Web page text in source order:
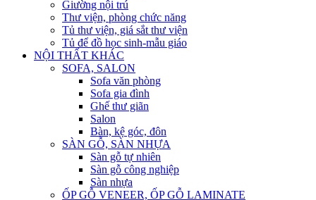
Giường nội trú
Thư viện, phòng chức năng
Tủ thư viện, giá sắt thư viện
Tủ để đồ học sinh-mẫu giáo
NỘI THẤT KHÁC
SOFA, SALON
Sofa văn phòng
Sofa gia đình
Ghế thư giãn
Salon
Bàn, kệ góc, đôn
SÀN GỖ, SÀN NHỰA
Sàn gỗ tự nhiên
Sàn gỗ công nghiệp
Sàn nhựa
ỐP GỖ VENEER, ỐP GỖ LAMINATE